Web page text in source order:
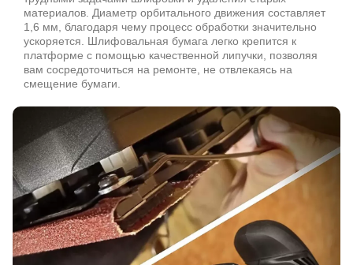
материалов. Диаметр орбитального движения составляет
1,6 мм, благодаря чему процесс обработки значительно
ускоряется. Шлифовальная бумага легко крепится к
платформе с помощью качественной липучки, позволяя
вам сосредоточиться на ремонте, не отвлекаясь на
смещение бумаги.